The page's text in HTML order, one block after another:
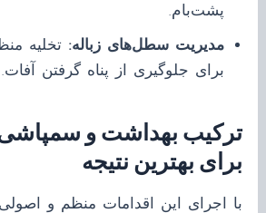
پشت‌بام.
مدیریت سطل‌های زباله: تخلیه
برای جلوگیری از پناه گرفتن آفات.
ترکیب بهداشت و
برای بهترین نتیجه
با اجرای این اقدامات منظم و